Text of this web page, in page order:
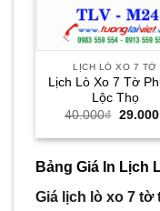
LỊCH LÒ XO 7 TỜ
Lịch Lò Xo 7 Tờ
Lộc Thọ
40.000₫ Giá
là:
29.000
Bảng Giá In Lịch
Giá lịch lò xo 7